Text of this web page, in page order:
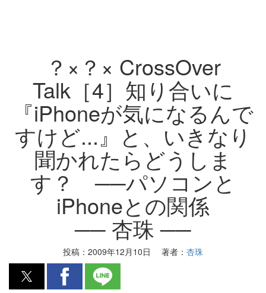
？×？× CrossOver
Talk［4］知り合いに
『iPhoneが気になるんで
すけど...』と、いきなり
聞かれたらどうしま
す？ ──パソコンと
iPhoneとの関係
── 杏珠 ──
投稿： 2009年12月10日 著者： 杏珠